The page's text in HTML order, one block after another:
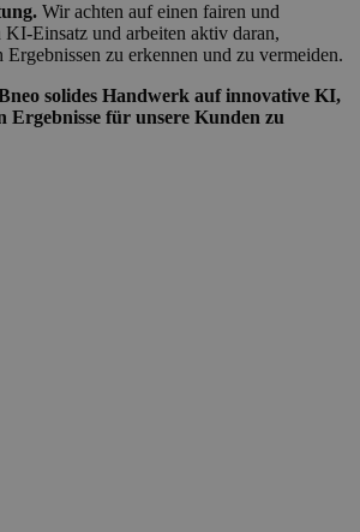
Wir achten auf einen fairen und
Einsatz und arbeiten aktiv daran,
zu erkennen und zu vermeiden.
solides Handwerk auf innovative KI,
Ergebnisse für unsere Kunden zu